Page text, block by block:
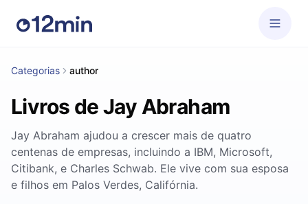
Categorias author
Livros de Jay Abraham
Jay Abraham ajudou a crescer mais de quatro
centenas de empresas, incluindo a IBM, Microsoft,
Citibank, e Charles Schwab. Ele vive com sua esposa
e filhos em Palos Verdes, Califórnia.